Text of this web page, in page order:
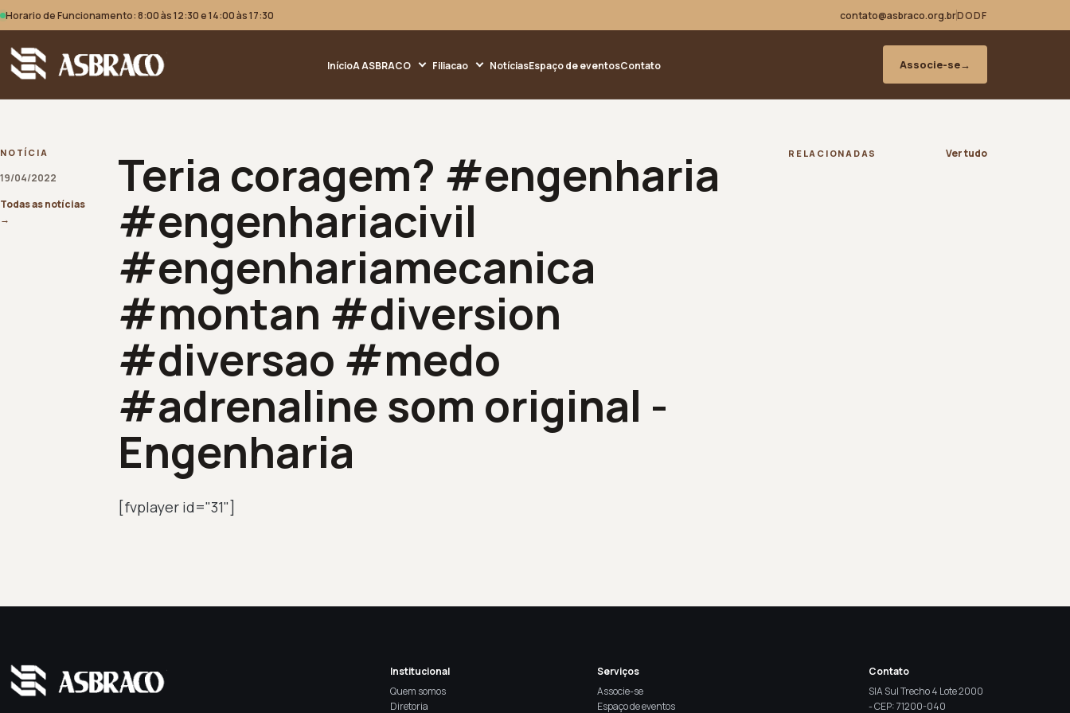
Horario de Funcionamento: 8:00 às 12:30 e 14:00 às 17:30 contato@asbraco.org.brDODF
InícioA ASBRACO Filiacao NotíciasEspaço de eventosContato Associe-se→
NOTÍCIA
19/04/2022
Todas as notícias
→
Teria coragem? #engenharia
#engenhariacivil
#engenhariamecanica
#montan #diversion
#diversao #medo
#adrenaline som original -
Engenharia
[fvplayer id="31"]
RELACIONADAS Ver tudo
Institucional
Quem somos
Diretoria
Serviços
Associe-se
Espaço de eventos
Contato
SIA Sul Trecho 4 Lote 2000
- CEP: 71200-040